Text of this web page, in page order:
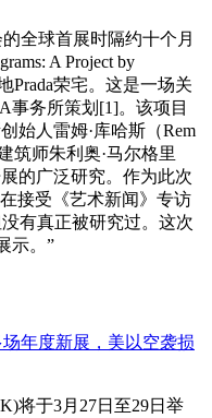
全球首展时隔约十个月
A Project by
Prada荣宅。这是一场关
事务所策划[1]。该项目
始人雷姆·库哈斯（Rem
筑师朱利奥·马尔格里
的广泛研究。作为此次
接受《艺术新闻》专访
有真正被研究过。这次
示。”
年度新展，美以空袭损
将于3月27日至29日举